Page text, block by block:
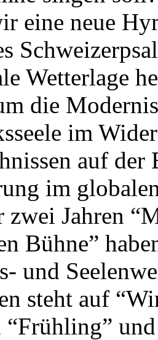
eine neue
Wetterlage
die
im
auf
im
Jahren
Bühne”
und
steht auf
“Frühling”